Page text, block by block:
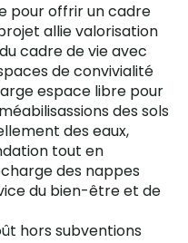
pour offrir un cadre
allie valorisation
cadre de vie avec
de convivialité
espace libre pour
des sols
des eaux,
tout en
des nappes
du bien-être et de
hors subventions